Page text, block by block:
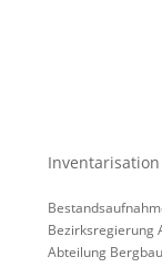
Bezirksregierung
Abteilung